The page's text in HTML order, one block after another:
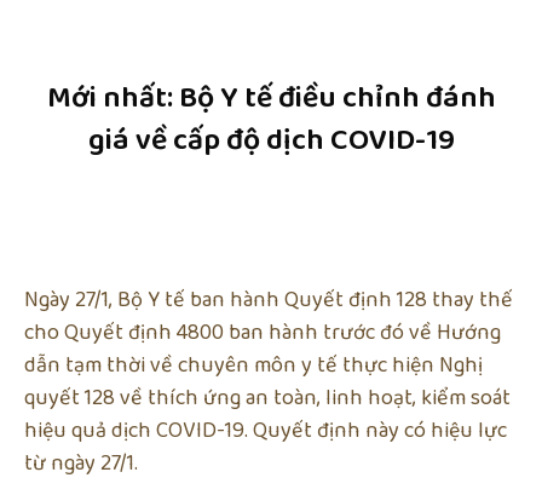
Mới nhất: Bộ Y tế điều chỉnh đánh
giá về cấp độ dịch COVID-19
Ngày 27/1, Bộ Y tế ban hành Quyết định 128 thay thế
cho Quyết định 4800 ban hành trước đó về Hướng
dẫn tạm thời về chuyên môn y tế thực hiện Nghị
quyết 128 về thích ứng an toàn, linh hoạt, kiểm soát
hiệu quả dịch COVID-19. Quyết định này có hiệu lực
từ ngày 27/1.